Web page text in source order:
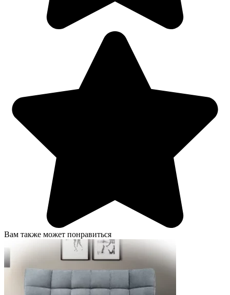
Вам также может понравиться